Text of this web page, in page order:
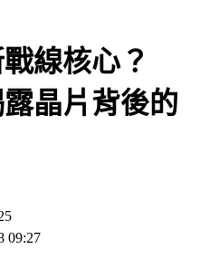
線核心？
晶片背後的